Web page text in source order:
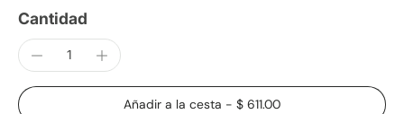
Cantidad
Añadir a la cesta - $ 611.00